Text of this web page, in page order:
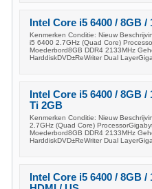
Intel Core i5 6400 / 8GB
Kenmerken Conditie: Nieuw
i5 6400 2.7GHz (Quad Core)
Moederbord8GB DDR4 2133MHz
HarddiskDVD±ReWriter Dual
Intel Core i5 6400 / 8GB
Ti 2GB
Kenmerken Conditie: Nieuw
2.7GHz (Quad Core)
Moederbord8GB DDR4 2133MHz
HarddiskDVD±ReWriter Dual
Intel Core i5 6400 / 8GB